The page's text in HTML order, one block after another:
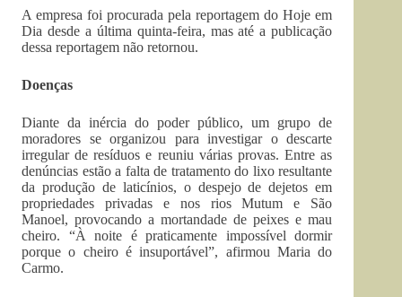
A empresa foi procurada pela reportagem do Hoje em
Dia desde a última quinta-feira, mas até a publicação
dessa reportagem não retornou.
Doenças
Diante da inércia do poder público, um grupo de
moradores se organizou para investigar o descarte
irregular de resíduos e reuniu várias provas. Entre as
denúncias estão a falta de tratamento do lixo resultante
da produção de laticínios, o despejo de dejetos em
propriedades privadas e nos rios Mutum e São
Manoel, provocando a mortandade de peixes e mau
cheiro. “À noite é praticamente impossível dormir
porque o cheiro é insuportável”, afirmou Maria do
Carmo.